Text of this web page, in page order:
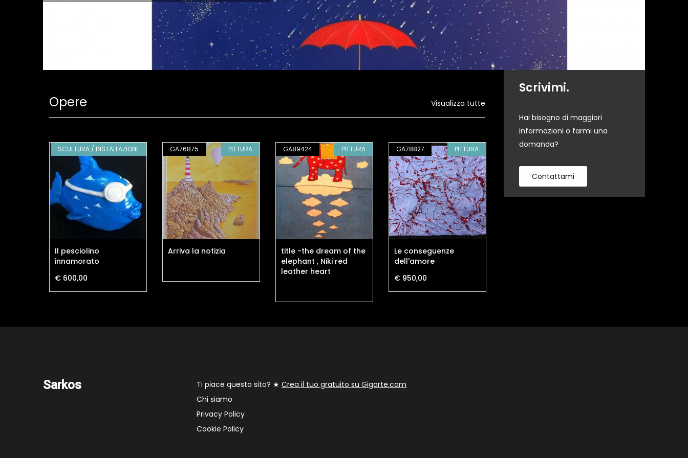
Visualizza tutte
Opere
GA113250
SCULTURA / INSTALLAZIONE
Il pesciolino
innamorato
€ 600,00
GA76875 PITTURA
Arriva la notizia
GA89424 PITTURA
title -the dream of the
elephant , Niki red
leather heart
GA78827 PITTURA
Le conseguenze
dell'amore
€ 950,00
GA80625
Scrivimi.
Hai bisogno di maggiori
informazioni o farmi una
domanda?
Contattami
Sarkos Ti piace questo sito? ★ Crea il tuo gratuito su Gigarte.com
Chi siamo
Privacy Policy
Cookie Policy